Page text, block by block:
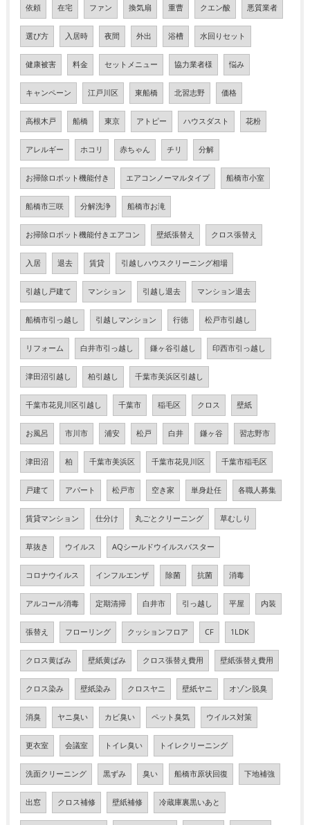
依頼 在宅 ファン 換気扇 重曹 クエン酸 悪質業者
選び方 入居時 夜間 外出 浴槽 水回りセット
健康被害 料金 セットメニュー 協力業者様 悩み
キャンペーン 江戸川区 東船橋 北習志野 価格
高根木戸 船橋 東京 アトピー ハウスダスト 花粉
アレルギー ホコリ 赤ちゃん チリ 分解
お掃除ロボット機能付き エアコンノーマルタイプ 船橋市小室
船橋市三咲 分解洗浄 船橋市お滝
お掃除ロボット機能付きエアコン 壁紙張替え クロス張替え
入居 退去 賃貸 引越しハウスクリーニング相場
引越し戸建て マンション 引越し退去 マンション退去
船橋市引っ越し 引越しマンション 行徳 松戸市引越し
リフォーム 白井市引っ越し 鎌ヶ谷引越し 印西市引っ越し
津田沼引越し 柏引越し 千葉市美浜区引越し
千葉市花見川区引越し 千葉市 稲毛区 クロス 壁紙
お風呂 市川市 浦安 松戸 白井 鎌ヶ谷 習志野市
津田沼 柏 千葉市美浜区 千葉市花見川区 千葉市稲毛区
戸建て アパート 松戸市 空き家 単身赴任 各職人募集
賃貸マンション 仕分け 丸ごとクリーニング 草むしり
草抜き ウイルス AQシールドウイルスバスター
コロナウイルス インフルエンザ 除菌 抗菌 消毒
アルコール消毒 定期清掃 白井市 引っ越し 平屋 内装
張替え フローリング クッションフロア CF 1LDK
クロス黄ばみ 壁紙黄ばみ クロス張替え費用 壁紙張替え費用
クロス染み 壁紙染み クロスヤニ 壁紙ヤニ オゾン脱臭
消臭 ヤニ臭い カビ臭い ペット臭気 ウイルス対策
更衣室 会議室 トイレ臭い トイレクリーニング
洗面クリーニング 黒ずみ 臭い 船橋市原状回復 下地補強
出窓 クロス補修 壁紙補修 冷蔵庫裏黒いあと